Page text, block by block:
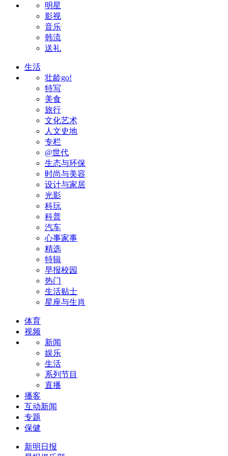
明星
影视
音乐
韩流
送礼
生活
壮龄go!
特写
美食
旅行
文化艺术
人文史地
专栏
@世代
生态与环保
时尚与美容
设计与家居
光影
科玩
科普
汽车
心事家事
精选
特辑
早报校园
热门
生活贴士
星座与生肖
体育
视频
新闻
娱乐
生活
系列节目
直播
播客
互动新闻
专题
保健
新明日报